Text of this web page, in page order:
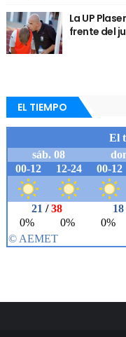
La UP
frente del
EL TIEMPO